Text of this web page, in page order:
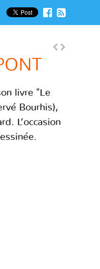
livre "Le
Bourhis),
L’occasion